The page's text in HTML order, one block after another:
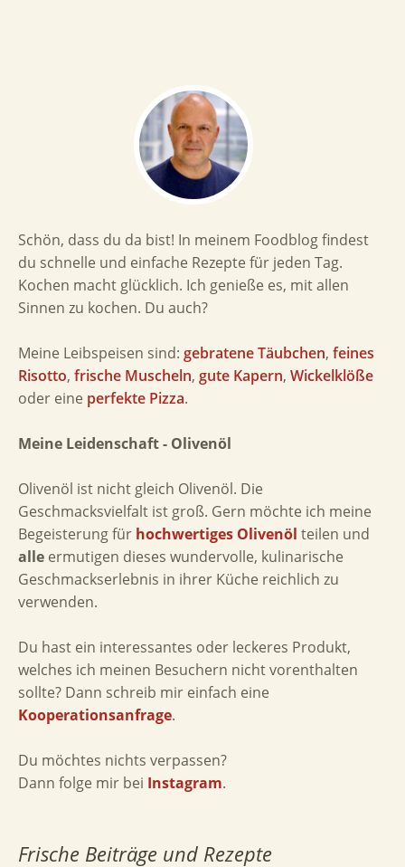
Schön, dass du da bist! In meinem Foodblog findest
du schnelle und einfache Rezepte für jeden Tag.
Kochen macht glücklich. Ich genieße es, mit allen
Sinnen zu kochen. Du auch?
Meine Leibspeisen sind: gebratene Täubchen, feines
Risotto, frische Muscheln, gute Kapern, Wickelklöße
oder eine perfekte Pizza.
Meine Leidenschaft - Olivenöl
Olivenöl ist nicht gleich Olivenöl. Die
Geschmacksvielfalt ist groß. Gern möchte ich meine
Begeisterung für hochwertiges Olivenöl teilen und
alle ermutigen dieses wundervolle, kulinarische
Geschmackserlebnis in ihrer Küche reichlich zu
verwenden.
Du hast ein interessantes oder leckeres Produkt,
welches ich meinen Besuchern nicht vorenthalten
sollte? Dann schreib mir einfach eine
Kooperationsanfrage.
Du möchtes nichts verpassen?
Dann folge mir bei Instagram.
Frische Beiträge und Rezepte